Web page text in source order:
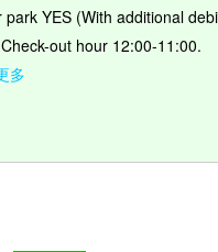
park YES (With additional
out hour 12:00-11:00.
多